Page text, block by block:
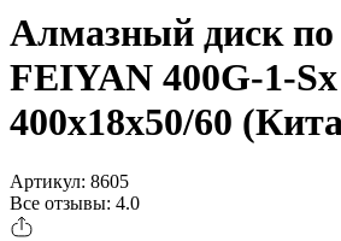
Алмазный диск по
FEIYAN 400G-1-Sх
400x18x50/60
Артикул: 8605
Все отзывы: 4.0